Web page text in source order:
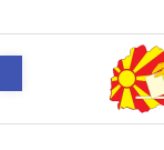
Open toolbar